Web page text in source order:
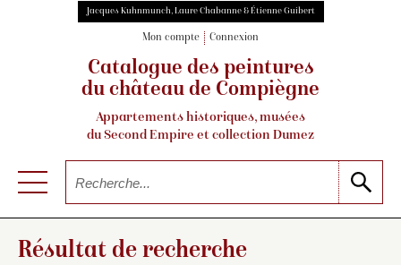
Jacques Kuhnmunch, Laure Chabanne & Étienne Guibert
Mon compte Connexion
Catalogue des peintures
du château de Compiègne
Appartements historiques, musées
du Second Empire et collection Dumez
Résultat de recherche